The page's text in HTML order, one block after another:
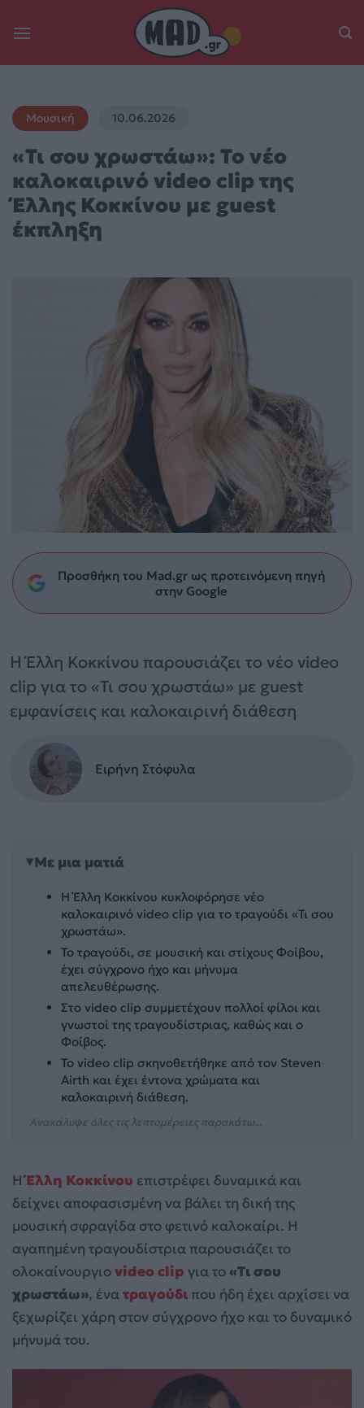
Μουσική 10.06.2026
«Τι σου χρωστάω»: Το νέο
καλοκαιρινό video clip της
Έλλης Κοκκίνου με guest
έκπληξη
Προσθήκη του Mad.gr ως προτεινόμενη πηγή
στην Google
Η Έλλη Κοκκίνου παρουσιάζει το νέο video
clip για το «Τι σου χρωστάω» με guest
εμφανίσεις και καλοκαιρινή διάθεση
Ειρήνη Στόφυλα
Με μια ματιά
Η Έλλη Κοκκίνου κυκλοφόρησε νέο
καλοκαιρινό video clip για το τραγούδι «Τι σου
χρωστάω».
Το τραγούδι, σε μουσική και στίχους Φοίβου,
έχει σύγχρονο ήχο και μήνυμα
απελευθέρωσης.
Στο video clip συμμετέχουν πολλοί φίλοι και
γνωστοί της τραγουδίστριας, καθώς και ο
Φοίβος.
Το video clip σκηνοθετήθηκε από τον Steven
Airth και έχει έντονα χρώματα και
καλοκαιρινή διάθεση.
Ανακάλυψε όλες τις λεπτομέρειες παρακάτω...
Η Έλλη Κοκκίνου επιστρέφει δυναμικά και
δείχνει αποφασισμένη να βάλει τη δική της
μουσική σφραγίδα στο φετινό καλοκαίρι. Η
αγαπημένη τραγουδίστρια παρουσιάζει το
ολοκαίνουργιοvideo clip για το«Τι σου
χρωστάω», ένατραγούδι που ήδη έχει αρχίσει να
ξεχωρίζει χάρη στον σύγχρονο ήχο και το δυναμικό
μήνυμά του.